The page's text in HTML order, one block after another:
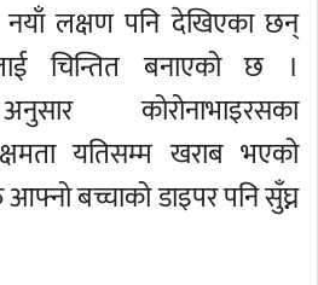
लक्षण पनि देखिएका छन्
चिन्तित बनाएको छ ।
कोरोनाभाइरसका
यतिसम्म खराब भएको
बच्चाको डाइपर पनि सुँघ्न